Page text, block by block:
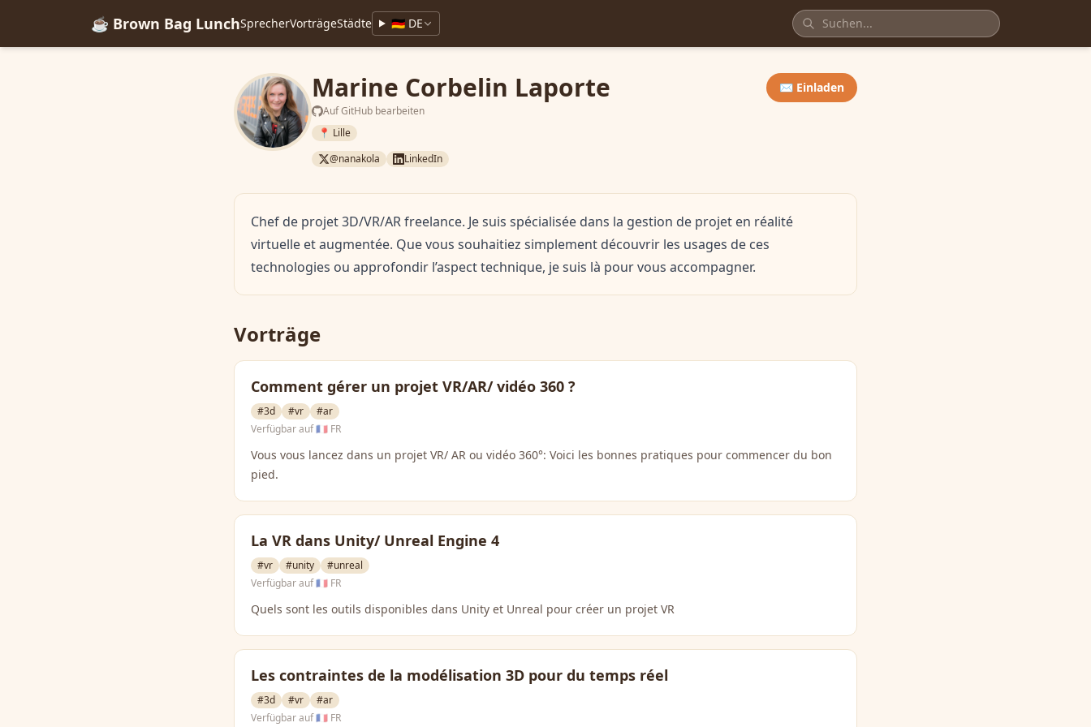
☕ Brown Bag LunchSprecherVorträgeStädte 🇩🇪 DE
Marine Corbelin Laporte
Auf GitHub bearbeiten
✉️ Einladen
📍 Lille
@nanakola
LinkedIn
Chef de projet 3D/VR/AR freelance. Je suis spécialisée dans la gestion de projet en réalité
virtuelle et augmentée. Que vous souhaitiez simplement découvrir les usages de ces
technologies ou approfondir l’aspect technique, je suis là pour vous accompagner.
Vorträge
Comment gérer un projet VR/AR/ vidéo 360 ?
#3d #vr
#ar
Verfügbar auf🇫🇷 FR
Vous vous lancez dans un projet VR/ AR ou vidéo 360°: Voici les bonnes pratiques pour commencer du bon
pied.
La VR dans Unity/ Unreal Engine 4
#vr #unity
#unreal
Verfügbar auf🇫🇷 FR
Quels sont les outils disponibles dans Unity et Unreal pour créer un projet VR
Les contraintes de la modélisation 3D pour du temps réel
#3d #vr
#ar
Verfügbar auf🇫🇷 FR